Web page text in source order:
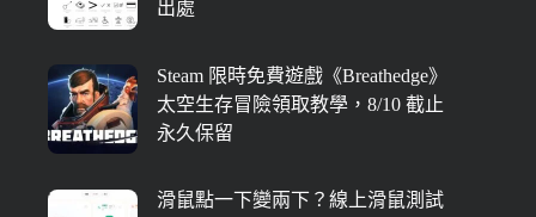
出處
Steam 限時免費遊戲《Breathedge》
太空生存冒險領取教學，8/10 截止
永久保留
滑鼠點一下變兩下？線上滑鼠測試